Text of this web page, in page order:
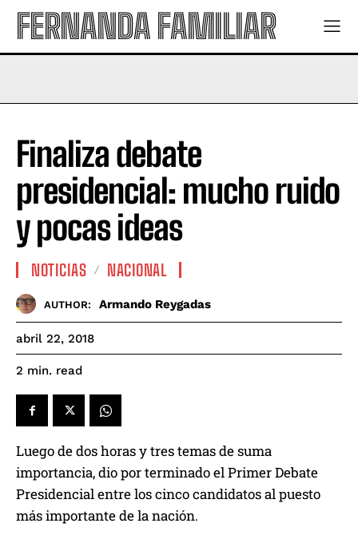
FERNANDA FAMILIAR
Finaliza debate
presidencial: mucho ruido
y pocas ideas
NOTICIAS NACIONAL
AUTHOR: Armando Reygadas
abril 22, 2018
2 min. read
Luego de dos horas y tres temas de suma
importancia, dio por terminado el Primer Debate
Presidencial entre los cinco candidatos al puesto
más importante de la nación.